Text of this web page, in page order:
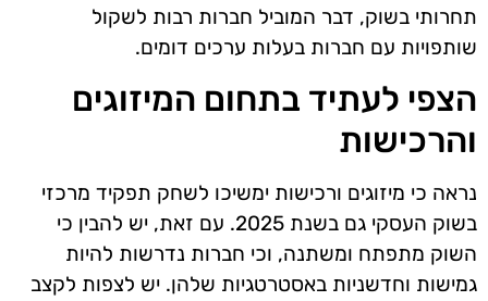
תחרותי בשוק, דבר המוביל חברות רבות לשקול
שותפויות עם חברות בעלות ערכים דומים.
הצפי לעתיד בתחום המיזוגים
והרכישות
נראה כי מיזוגים ורכישות ימשיכו לשחק תפקיד מרכזי
בשוק העסקי גם בשנת 2025. עם זאת, יש להבין כי
השוק מתפתח ומשתנה, וכי חברות נדרשות להיות
גמישות וחדשניות באסטרטגיות שלהן. יש לצפות לקצב